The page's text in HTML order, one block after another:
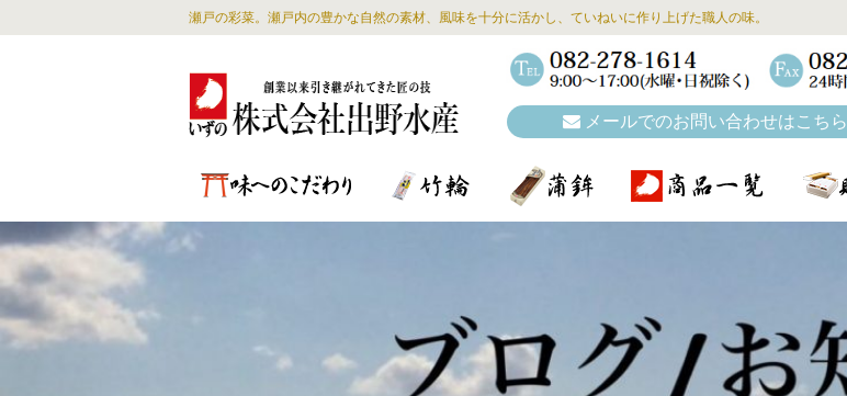
瀬戸の彩菜。瀬戸内の豊かな自然の素材、風味を十分に活かし、ていねいに作り上げた職人の味。
メールでのお問い合わせはこちら